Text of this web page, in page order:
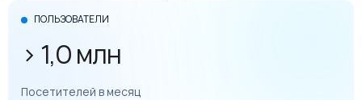
ПОЛЬЗОВАТЕЛИ
> 1,0 млн
Посетителей в месяц